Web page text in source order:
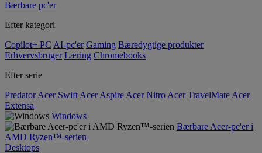
Bærbare pc'er
Efter kategori
Copilot+ PC AI-pc'er Gaming Bæredygtige produkter
Erhvervsbruger Læring Chromebooks
Efter serie
Predator Acer Swift Acer Aspire Acer Nitro Acer TravelMate Acer
Extensa
Windows
Bærbare Acer-pc'er i
AMD Ryzen™-serien
Desktops